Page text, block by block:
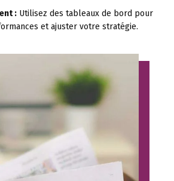
: Utilisez des tableaux de bord pour
et ajuster votre stratégie.